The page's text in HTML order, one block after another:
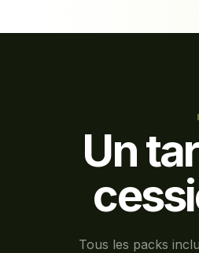
Un
Tous les packs